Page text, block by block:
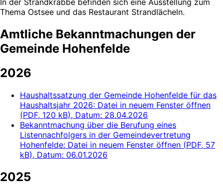
In der Strandkrabbe befinden sich eine Ausstellung zum
Thema Ostsee und das Restaurant Strandlächeln.
Amtliche Bekanntmachungen der
Gemeinde Hohenfelde
2026
Haushaltssatzung der Gemeinde Hohenfelde für das
Haushaltsjahr 2026: Datei in neuem Fenster öffnen
(PDF, 120 kB), Datum: 28.04.2026
Bekanntmachung über die Berufung eines
Listennachfolgers in der Gemeindevertretung
Hohenfelde: Datei in neuem Fenster öffnen (PDF, 57
kB), Datum: 06.01.2026
2025